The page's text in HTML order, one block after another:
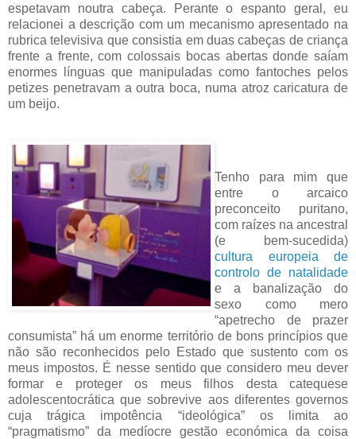
espetavam noutra cabeça. Perante o espanto geral, eu
relacionei a descrição com um mecanismo apresentado na
rubrica televisiva que consistia em duas cabeças de criança
frente a frente, com colossais bocas abertas donde saíam
enormes línguas que manipuladas como fantoches pelos
petizes penetravam a outra boca, numa atroz caricatura de
um beijo.
Tenho para mim que
entre o arcaico
preconceito puritano,
com raízes na ancestral
(e bem-sucedida)
cultura europeia de
controlo de natalidade
e a banalização do
sexo como mero
“apetrecho de prazer
consumista” há um enorme território de bons princípios que
não são reconhecidos pelo Estado que sustento com os
meus impostos. É nesse sentido que considero meu dever
formar e proteger os meus filhos desta catequese
adolescentocrática que sobrevive aos diferentes governos
cuja trágica impotência “ideológica” os limita ao
“pragmatismo” da medíocre gestão económica da coisa